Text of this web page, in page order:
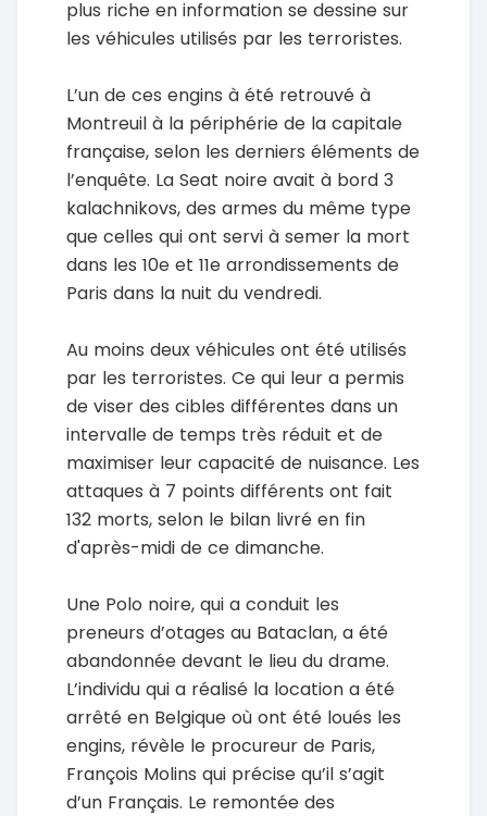
plus riche en information se dessine sur
les véhicules utilisés par les terroristes.
L’un de ces engins à été retrouvé à
Montreuil à la périphérie de la capitale
française, selon les derniers éléments de
l’enquête. La Seat noire avait à bord 3
kalachnikovs, des armes du même type
que celles qui ont servi à semer la mort
dans les 10e et 11e arrondissements de
Paris dans la nuit du vendredi.
Au moins deux véhicules ont été utilisés
par les terroristes. Ce qui leur a permis
de viser des cibles différentes dans un
intervalle de temps très réduit et de
maximiser leur capacité de nuisance. Les
attaques à 7 points différents ont fait
132 morts, selon le bilan livré en fin
d'après-midi de ce dimanche.
Une Polo noire, qui a conduit les
preneurs d’otages au Bataclan, a été
abandonnée devant le lieu du drame.
L’individu qui a réalisé la location a été
arrêté en Belgique où ont été loués les
engins, révèle le procureur de Paris,
François Molins qui précise qu’il s’agit
d’un Français. Le remontée des